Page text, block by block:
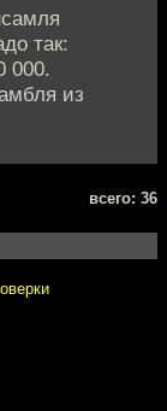
так:
000.
из
всего: 36